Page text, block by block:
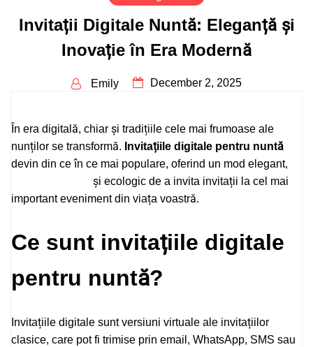
Invitații Digitale Nuntă: Eleganță și
Inovație în Era Modernă
Emily December 2, 2025
În era digitală, chiar și tradițiile cele mai frumoase ale
nunților se transformă. Invitațiile digitale pentru nuntă
devin din ce în ce mai populare, oferind un mod elegant,
și ecologic de a invita invitații la cel mai
important eveniment din viața voastră.
Ce sunt invitațiile digitale
pentru nuntă?
Invitațiile digitale sunt versiuni virtuale ale invitațiilor
clasice, care pot fi trimise prin email, WhatsApp, SMS sau